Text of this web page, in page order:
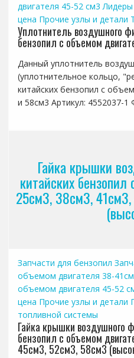
двигателя 45-52 см3
цена Прочие узлы и детали
Уплотнитель воздушного
бензопил с объемом
Данный уплотнитель
(уплотнительное кольцо,
китайских бензопил с
и 58см3 Артикул: 4552037-1
Гайка крышки
китайских
25см3, 38см3,
Запчасти для бензопил
объемом двигателя 38-
объемом двигателя 45-52
цена Прочие узлы и детали
топливной системы
Гайка крышки воздушного
бензопил с объемом
45см3, 52см3, 58см3